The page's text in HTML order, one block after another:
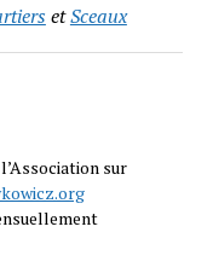
etSceaux
sur